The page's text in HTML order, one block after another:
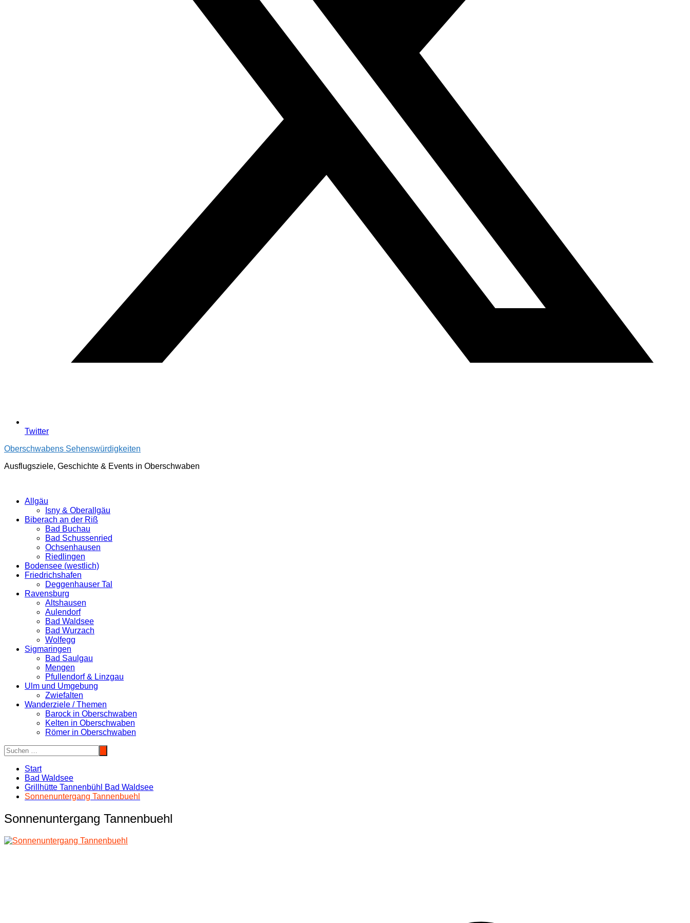
Twitter
Oberschwabens Sehenswürdigkeiten
Ausflugsziele, Geschichte & Events in Oberschwaben
Allgäu
Isny & Oberallgäu
Biberach an der Riß
Bad Buchau
Bad Schussenried
Ochsenhausen
Riedlingen
Bodensee (westlich)
Friedrichshafen
Deggenhauser Tal
Ravensburg
Altshausen
Aulendorf
Bad Waldsee
Bad Wurzach
Wolfegg
Sigmaringen
Bad Saulgau
Mengen
Pfullendorf & Linzgau
Ulm und Umgebung
Zwiefalten
Wanderziele / Themen
Barock in Oberschwaben
Kelten in Oberschwaben
Römer in Oberschwaben
Start
Bad Waldsee
Grillhütte Tannenbühl Bad Waldsee
Sonnenuntergang Tannenbuehl
Sonnenuntergang Tannenbuehl